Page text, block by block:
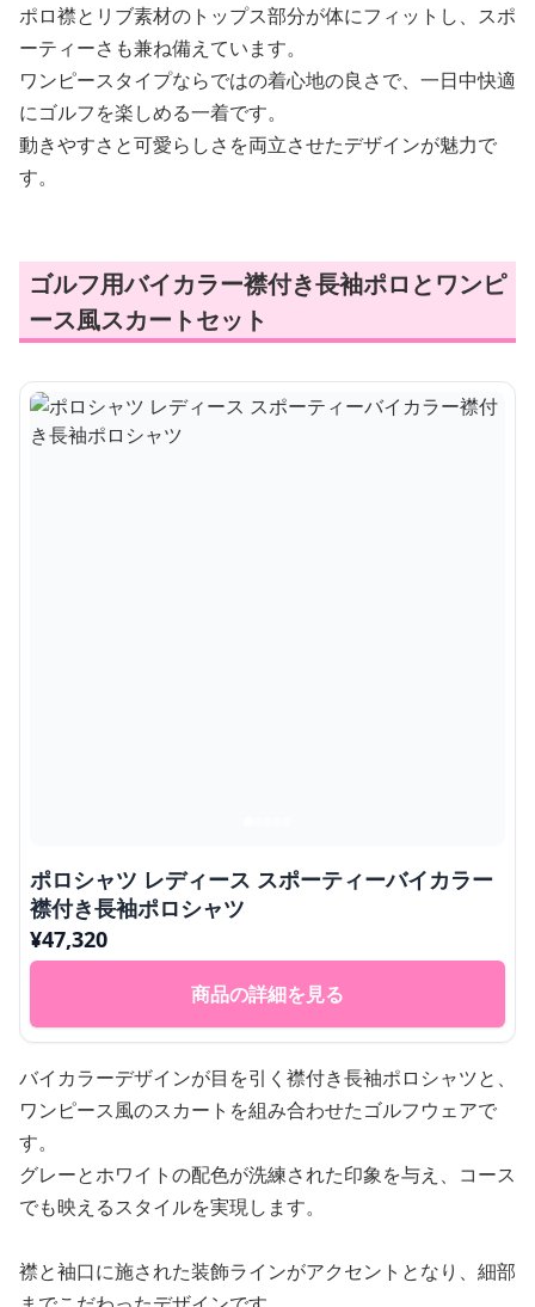
ポロ襟とリブ素材のトップス部分が体にフィットし、スポ
ーティーさも兼ね備えています。
ワンピースタイプならではの着心地の良さで、一日中快適
にゴルフを楽しめる一着です。
動きやすさと可愛らしさを両立させたデザインが魅力で
す。
ゴルフ用バイカラー襟付き長袖ポロとワンピ
ース風スカートセット
ポロシャツ レディース スポーティーバイカラー
襟付き長袖ポロシャツ
¥47,320
商品の詳細を見る
バイカラーデザインが目を引く襟付き長袖ポロシャツと、
ワンピース風のスカートを組み合わせたゴルフウェアで
す。
グレーとホワイトの配色が洗練された印象を与え、コース
でも映えるスタイルを実現します。
襟と袖口に施された装飾ラインがアクセントとなり、細部